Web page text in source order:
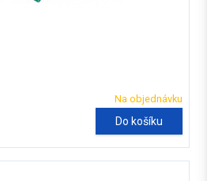
Na objednávku
Do košíku